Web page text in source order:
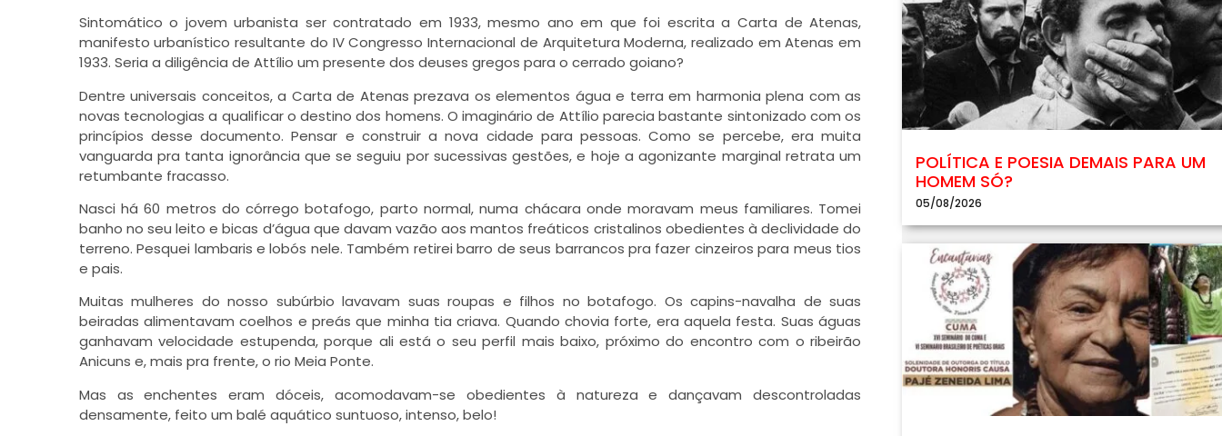
Sintomático o jovem urbanista ser contratado em 1933, mesmo ano em que foi escrita a Carta de Atenas,
manifesto urbanístico resultante do IV Congresso Internacional de Arquitetura Moderna, realizado em Atenas em
1933. Seria a diligência de Attílio um presente dos deuses gregos para o cerrado goiano?
Dentre universais conceitos, a Carta de Atenas prezava os elementos água e terra em harmonia plena com as
novas tecnologias a qualificar o destino dos homens. O imaginário de Attílio parecia bastante sintonizado com os
princípios desse documento. Pensar e construir a nova cidade para pessoas. Como se percebe, era muita
vanguarda pra tanta ignorância que se seguiu por sucessivas gestões, e hoje a agonizante marginal retrata um
retumbante fracasso.
Nasci há 60 metros do córrego botafogo, parto normal, numa chácara onde moravam meus familiares. Tomei
banho no seu leito e bicas d’água que davam vazão aos mantos freáticos cristalinos obedientes à declividade do
terreno. Pesquei lambaris e lobós nele. Também retirei barro de seus barrancos pra fazer cinzeiros para meus tios
e pais.
Muitas mulheres do nosso subúrbio lavavam suas roupas e filhos no botafogo. Os capins-navalha de suas
beiradas alimentavam coelhos e preás que minha tia criava. Quando chovia forte, era aquela festa. Suas águas
ganhavam velocidade estupenda, porque ali está o seu perfil mais baixo, próximo do encontro com o ribeirão
Anicuns e, mais pra frente, o rio Meia Ponte.
Mas as enchentes eram dóceis, acomodavam-se obedientes à natureza e dançavam descontroladas
densamente, feito um balé aquático suntuoso, intenso, belo!
POLÍTICA E POESIA DEMAIS PARA UM
HOMEM SÓ?
05/08/2026